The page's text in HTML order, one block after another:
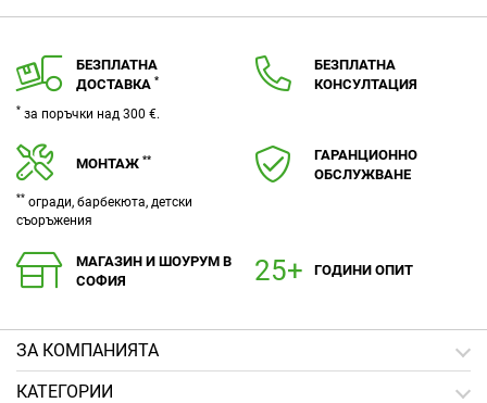
БЕЗПЛАТНА
ДОСТАВКА *
* за поръчки над 300 €.
БЕЗПЛАТНА
КОНСУЛТАЦИЯ
МОНТАЖ **
** огради, барбекюта, детски
съоръжения
ГАРАНЦИОННО
ОБСЛУЖВАНЕ
МАГАЗИН И ШОУРУМ В
СОФИЯ
ГОДИНИ ОПИТ
ЗA КОМПАНИЯТА
КАТЕГОРИИ